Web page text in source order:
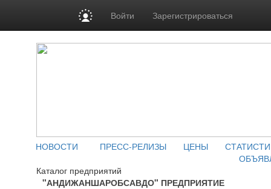
Войти Зарегистрироваться
НОВОСТИ ПРЕСС-РЕЛИЗЫ ЦЕНЫ
Каталог предприятий
"АНДИЖАНШАРОБСАВДО" ПРЕДПРИЯТИЕ